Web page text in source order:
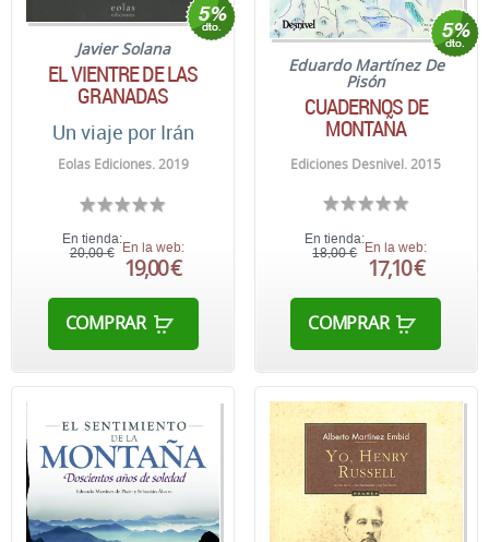
Javier Solana
EL VIENTRE DE LAS
GRANADAS
Un viaje por Irán
Eolas Ediciones. 2019
En tienda:
20,00 € En la web:
19,00 €
COMPRAR
Eduardo Martínez De
Pisón
CUADERNOS DE
MONTAÑA
Ediciones Desnivel. 2015
En tienda:
18,00 €
En la web:
17,10 €
COMPRAR